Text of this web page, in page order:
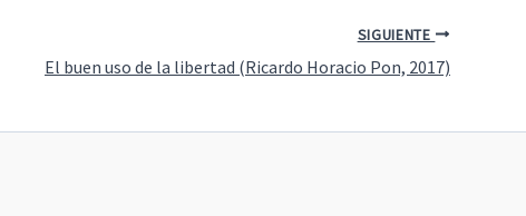
SIGUIENTE
El buen uso de la libertad (Ricardo Horacio Pon, 2017)